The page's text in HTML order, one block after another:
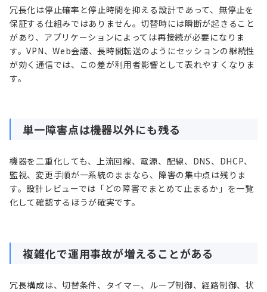
冗長化は停止確率と停止時間を抑える設計であって、無停止を
保証する仕組みではありません。切替時には瞬断が起きること
があり、アプリケーションによっては再接続が必要になりま
す。VPN、Web会議、長時間転送のようにセッションの継続性
が効く通信では、この差が利用者影響として表れやすくなりま
す。
単一障害点は機器以外にも残る
機器を二重化しても、上流回線、電源、配線、DNS、DHCP、
監視、変更手順が一系統のままなら、障害の集中点は残りま
す。設計レビューでは「どの障害でまとめて止まるか」を一覧
化して確認するほうが確実です。
複雑化で運用事故が増えることがある
冗長構成は、切替条件、タイマー、ループ制御、経路制御、状